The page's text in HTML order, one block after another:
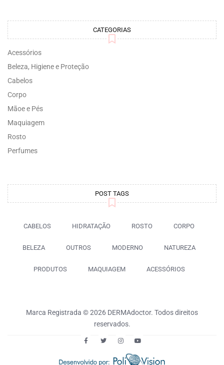
CATEGORIAS
Acessórios
Beleza, Higiene e Proteção
Cabelos
Corpo
Mãoe e Pés
Maquiagem
Rosto
Perfumes
POST TAGS
CABELOS HIDRATAÇÃO ROSTO CORPO
BELEZA OUTROS MODERNO NATUREZA
PRODUTOS MAQUIAGEM ACESSÓRIOS
Marca Registrada © 2026 DERMAdoctor. Todos direitos
reservados.